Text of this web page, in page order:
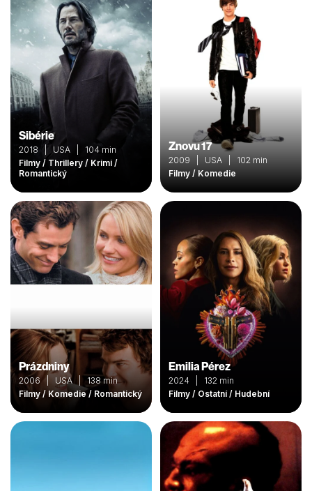
Sibérie
2018 | USA | 104 min
Filmy / Thrillery / Krimi /
Romantický
Znovu 17
2009 | USA | 102 min
Filmy / Komedie
Prázdniny
2006 | USA | 138 min
Filmy / Komedie / Romantický
Emilia Pérez
2024 | 132 min
Filmy / Ostatní / Hudební